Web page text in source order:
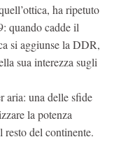
ha ripetuto
quando cadde il
si aggiunse la DDR,
sua interezza sugli
aria: una delle sfide
la potenza
resto del continente.